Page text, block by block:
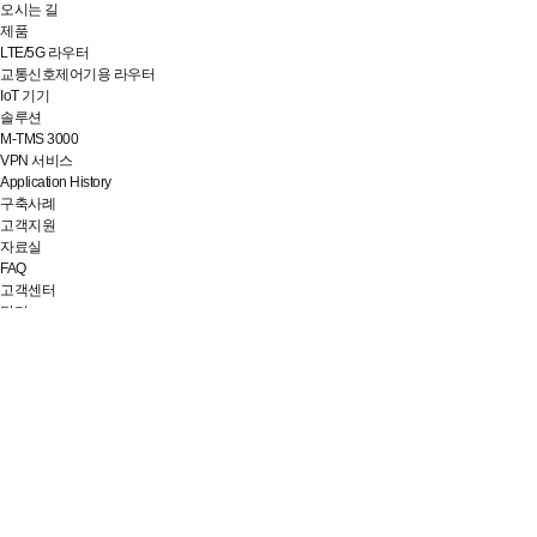
오시는 길
제품
LTE/5G 라우터
교통신호제어기용 라우터
IoT 기기
솔루션
M-TMS 3000
VPN 서비스
Application History
구축사례
고객지원
자료실
FAQ
고객센터
닫기